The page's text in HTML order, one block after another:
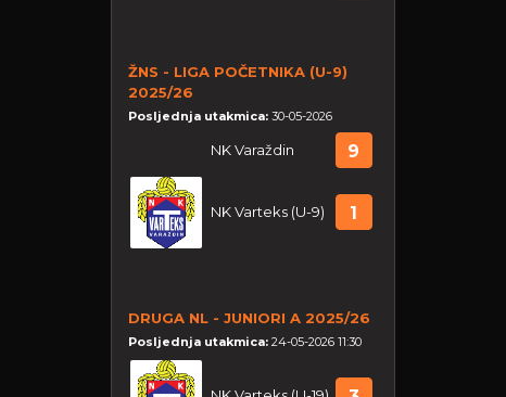
ŽNS - LIGA POČETNIKA (U-9)
2025/26
Posljednja utakmica: 30-05-2026
NK Varaždin 9
NK Varteks (U-9) 1
DRUGA NL - JUNIORI A 2025/26
Posljednja utakmica: 24-05-2026 11:30